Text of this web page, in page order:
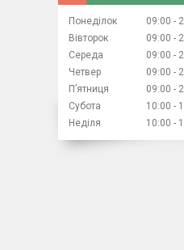
Понеділок 09:00
Вівторок
09:00
Середа
09:00
Четвер
09:00
Пʼятниця
09:00
Субота
10:00
Неділя
10:00